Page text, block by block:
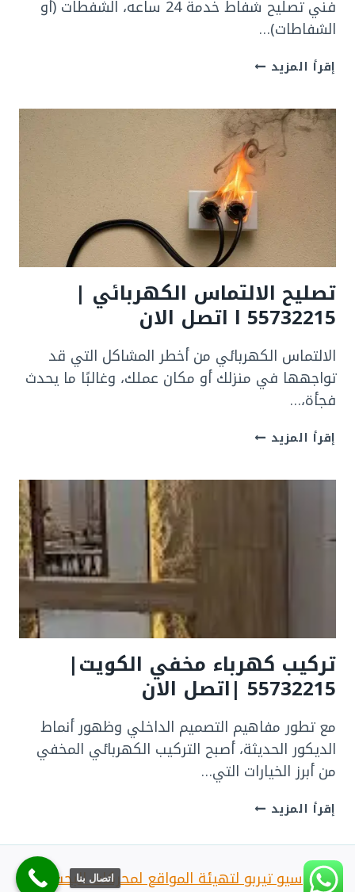
فني تصليح شفاط خدمة 24 ساعه، الشفطات (أو
الشفاطات)…
إقرأ المزيد تصليح
الكويت
|55732215
|
خدمة
24
ساعه
تصليح الالتماس الكهربائي |
55732215 ا اتصل الان
الالتماس الكهربائي من أخطر المشاكل التي قد
تواجهها في منزلك أو مكان عملك، وغالبًا ما يحدث
فجأة،…
إقرأ المزيد تصليح
تركيب كهرباء مخفي الكويت|
55732215 |اتصل الان
مع تطور مفاهيم التصميم الداخلي وظهور أنماط
الديكور الحديثة، أصبح التركيب الكهربائي المخفي
من أبرز الخيارات التي…
إقرأ المزيد تركيب
مخفي
55732215
سيو تيربو لتهيئة المواقع لمحركات البحث
اتصال بنا